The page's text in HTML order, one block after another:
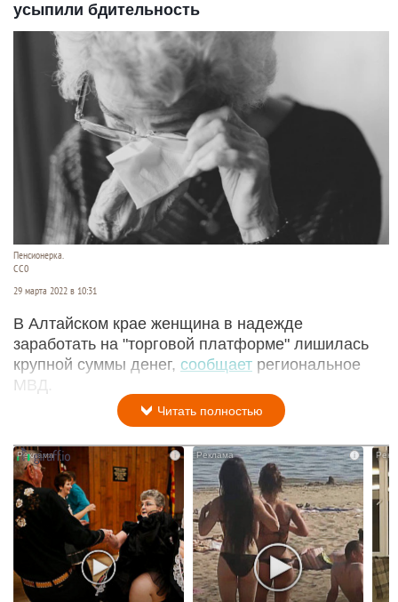
усыпили бдительность
Пенсионерка.
CC0
29 марта 2022 в 10:31
В Алтайском крае женщина в надежде
заработать на "торговой платформе" лишилась
крупной суммы денег, сообщает региональное
МВД.
Читать полностью
i